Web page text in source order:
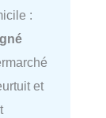
:
et